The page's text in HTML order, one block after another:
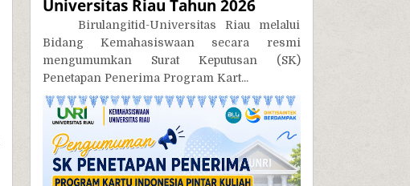
Universitas Riau Tahun 2026
Birulangitid-Universitas Riau melalui
Bidang Kemahasiswaan secara resmi
mengumumkan Surat Keputusan (SK)
Penetapan Penerima Program Kart...